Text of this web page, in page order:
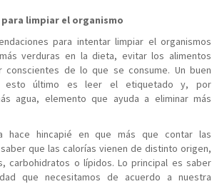
limpiar el organismo
para intentar limpiar el organismos
verduras en la dieta, evitar los alimentos
conscientes de lo que se consume. Un buen
esto último es leer el etiquetado y, por
agua, elemento que ayuda a eliminar más
hace hincapié en que más que contar las
que las calorías vienen de distinto origen,
carbohidratos o lípidos. Lo principal es saber
que necesitamos de acuerdo a nuestra